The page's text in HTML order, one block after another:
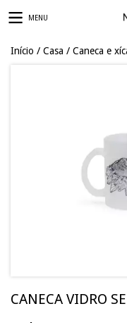
MENU
Início / Casa / Caneca e
CANECA VIDRO